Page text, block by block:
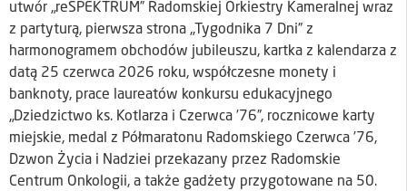
utwór „reSPEKTRUM” Radomskiej Orkiestry Kameralnej wraz
z partyturą, pierwsza strona „Tygodnika 7 Dni” z
harmonogramem obchodów jubileuszu, kartka z kalendarza z
datą 25 czerwca 2026 roku, współczesne monety i
banknoty, prace laureatów konkursu edukacyjnego
„Dziedzictwo ks. Kotlarza i Czerwca ’76”, rocznicowe karty
miejskie, medal z Półmaratonu Radomskiego Czerwca ’76,
Dzwon Życia i Nadziei przekazany przez Radomskie
Centrum Onkologii, a także gadżety przygotowane na 50.